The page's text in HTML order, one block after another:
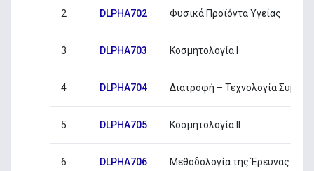
2 DLPHA702 Φυσικά Προϊόντα Υγείας
3 DLPHA703 Κοσμητολογία I
4 DLPHA704 Διατροφή – Τεχνολογία
5 DLPHA705 Κοσμητολογία ΙΙ
6 DLPHA706 Μεθοδολογία της Έρευνας